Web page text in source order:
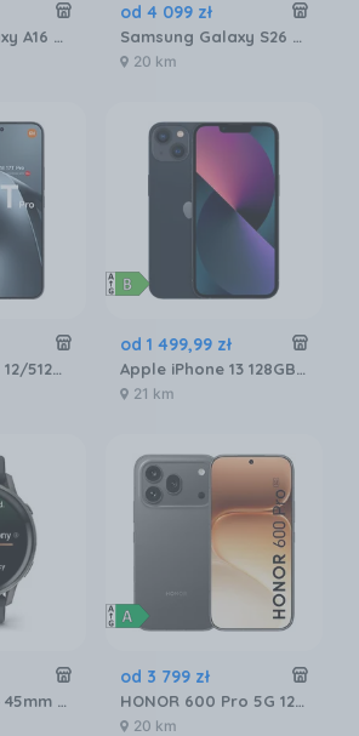
Samsung Galaxy A16 SM-A165 4/128GB Czarny
od 4 099 zł
Samsung Galaxy S26 SM-S942 12/512GB Czarny
20 km
Xiaomi 17T Pro 12/512GB Czarny
od 1 499,99 zł
Apple iPhone 13 128GB Północ
21 km
Garmin Venu 4 45mm Slate z paskiem silikonowym w kolorze Black
od 3 799 zł
HONOR 600 Pro 5G 12/512GB Czarny
20 km